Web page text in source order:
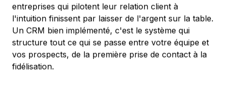
entreprises qui pilotent leur relation client à
l'intuition finissent par laisser de l'argent sur la table.
Un CRM bien implémenté, c'est le système qui
structure tout ce qui se passe entre votre équipe et
vos prospects, de la première prise de contact à la
fidélisation.